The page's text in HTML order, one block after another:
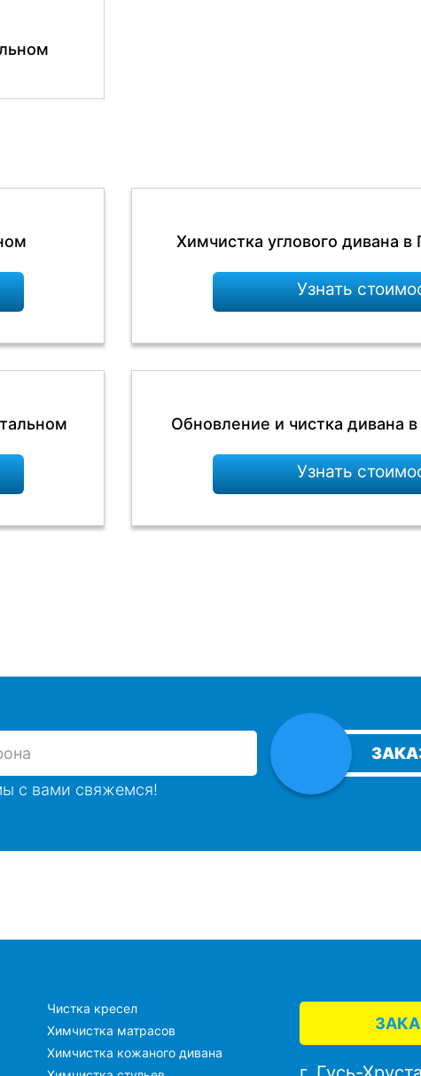
Химчистка углового дивана в
Узнать
Обновление и чистка дивана
Узнать
с вами свяжемся!
Чистка кресел
Химчистка матрасов
Химчистка кожаного дивана